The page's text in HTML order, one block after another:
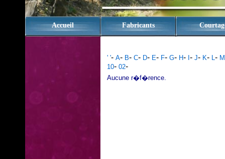
Accueil Fabricants
' '- A- B- C- D- E- F- G- H- - J- K- L- M
10- 02-
Aucune r�f�rence.